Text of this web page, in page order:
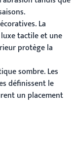
La
tactile et une
protège la
sombre. Les
définissent le
un placement